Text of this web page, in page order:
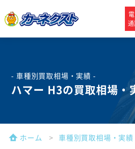
- 車種別買取相場・実績 -
ハマー H3の買取相場・
ホーム 車種別買取相場・実績